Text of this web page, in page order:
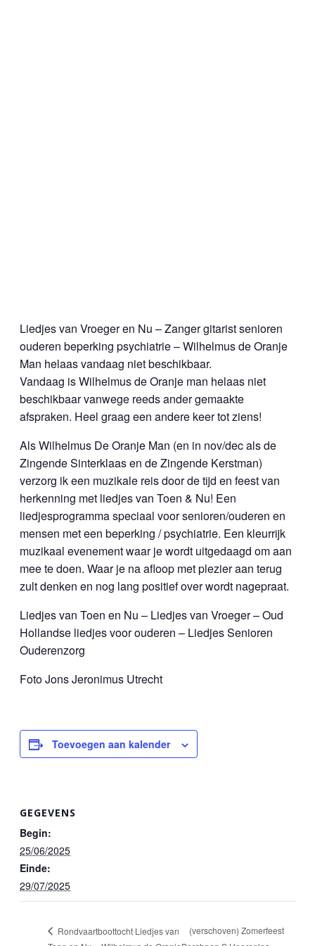
Liedjes van Vroeger en Nu – Zanger gitarist senioren
ouderen beperking psychiatrie – Wilhelmus de Oranje
Man helaas vandaag niet beschikbaar.
Vandaag is Wilhelmus de Oranje man helaas niet
beschikbaar vanwege reeds ander gemaakte
afspraken. Heel graag een andere keer tot ziens!
Als Wilhelmus De Oranje Man (en in nov/dec als de
Zingende Sinterklaas en de Zingende Kerstman)
verzorg ik een muzikale reis door de tijd en feest van
herkenning met liedjes van Toen & Nu! Een
liedjesprogramma speciaal voor senioren/ouderen en
mensen met een beperking / psychiatrie. Een kleurrijk
muzikaal evenement waar je wordt uitgedaagd om aan
mee te doen. Waar je na afloop met plezier aan terug
zult denken en nog lang positief over wordt nagepraat.
Liedjes van Toen en Nu – Liedjes van Vroeger – Oud
Hollandse liedjes voor ouderen – Liedjes Senioren
Ouderenzorg
Foto Jons Jeronimus Utrecht
Toevoegen aan kalender
GEGEVENS
Begin:
25/06/2025
Einde:
29/07/2025
Rondvaartboottocht Liedjes van
(verschoven) Zomerfeest